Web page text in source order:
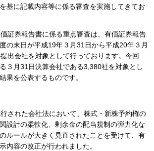
基に記載内容等に係る審査を実施してきてお
証券報告書に係る重点審査は、有価証券報告
の末日が平成19年３月31日から平成20年３月
出会社を対象として行っております。今回
３月31日決算会社である3,380社を対象とし
果を公表するものです。
された会社法において、株式・新株予約権の
設計の柔軟化、剰余金の配当規制の弾力化な
ルールが大きく見直されたことを受けて、有
内容の改正が行われました。